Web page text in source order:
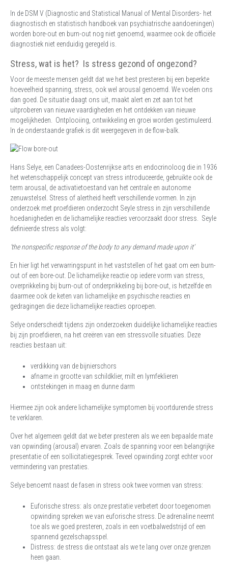
In de DSM V (Diagnostic and Statistical Manual of Mental Disorders- het
diagnostisch en statistisch handboek van psychiatrische aandoeningen)
worden bore-out en burn-out nog niet genoemd, waarmee ook de officiële
diagnostiek niet eenduidig geregeld is.
Stress, wat is het? Is stress gezond of ongezond?
Voor de meeste mensen geldt dat we het best presteren bij een beperkte
hoeveelheid spanning, stress, ook wel arousal genoemd. We voelen ons
dan goed. De situatie daagt ons uit, maakt alert en zet aan tot het
uitproberen van nieuwe vaardigheden en het ontdekken van nieuwe
mogelijkheden. Ontplooiing, ontwikkeling en groei worden gestimuleerd.
In de onderstaande grafiek is dit weergegeven in de flow-balk.
Hans Selye, een Canadees-Oostenrijkse arts en endocrinoloog die in 1936
het wetenschappelijk concept van stress introduceerde, gebruikte ook de
term arousal, de activatietoestand van het centrale en autonome
zenuwstelsel. Stress of alertheid heeft verschillende vormen. In zijn
onderzoek met proefdieren onderzocht Seyle stress in zijn verschillende
hoedanigheden en de lichamelijke reacties veroorzaakt door stress. Seyle
definieerde stress als volgt:
‘the nonspecific response of the body to any demand made upon it’
En hier ligt het verwarringspunt in het vaststellen of het gaat om een burn-
out of een bore-out. De lichamelijke reactie op iedere vorm van stress,
overprikkeling bij burn-out of onderprikkeling bij bore-out, is hetzelfde en
daarmee ook de keten van lichamelijke en psychische reacties en
gedragingen die deze lichamelijke reacties oproepen.
Selye onderscheidt tijdens zijn onderzoeken duidelijke lichamelijke reacties
bij zijn proefdieren, na het creëren van een stressvolle situaties. Deze
reacties bestaan uit:
verdikking van de bijnierschors
afname in grootte van schildklier, milt en lymfeklieren
ontstekingen in maag en dunne darm
Hiermee zijn ook andere lichamelijke symptomen bij voortdurende stress
te verklaren.
Over het algemeen geldt dat we beter presteren als we een bepaalde mate
van opwinding (arousal) ervaren. Zoals de spanning voor een belangrijke
presentatie of een sollicitatiegesprek. Teveel opwinding zorgt echter voor
vermindering van prestaties.
Selye benoemt naast de fasen in stress ook twee vormen van stress:
Euforische stress: als onze prestatie verbetert door toegenomen
opwinding spreken we van euforische stress. De adrenaline neemt
toe als we goed presteren, zoals in een voetbalwedstrijd of een
spannend gezelschapsspel.
Distress: de stress die ontstaat als we te lang over onze grenzen
heen gaan.